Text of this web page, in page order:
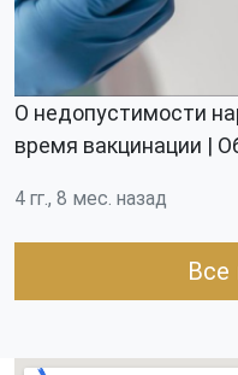
О недопустимости
время вакцинации |
4 гг., 8 мес. назад
Все